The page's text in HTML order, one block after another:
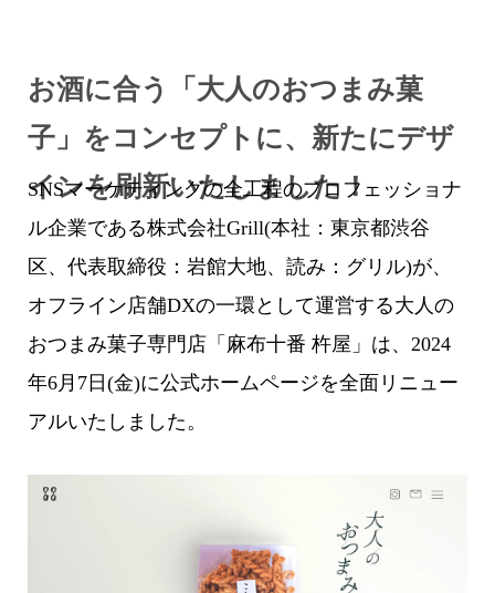
お酒に合う「大人のおつまみ菓
子」をコンセプトに、新たにデザ
インを刷新いたしました！
SNSマーケティングの全工程のプロフェッショナ
ル企業である株式会社Grill(本社：東京都渋谷
区、代表取締役：岩館大地、読み：グリル)が、
オフライン店舗DXの一環として運営する大人の
おつまみ菓子専門店「麻布十番 杵屋」は、2024
年6月7日(金)に公式ホームページを全面リニュー
アルいたしました。